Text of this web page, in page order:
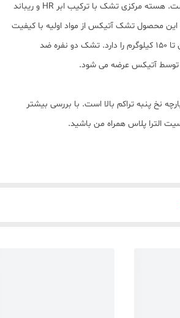
این سیستم فنر بندی است. هسته مرکزی تشک با ترکیب ابر HR و ریباند
محصول تشک آتیکس از مواد اولیه با کیفیت
استفاده شده و تحمل وزن تا ۱۵۰ کیلوگرم را دارد. تشک دو نفره ضد
توسط آتیکس عرضه می شود.
نخ پنبه تراکم بالا است. با بررسی بیشتر
الترا پلاس همراه من باشید.